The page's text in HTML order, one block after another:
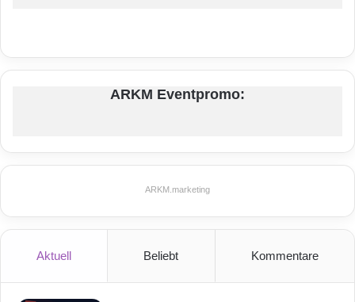
ARKM Eventpromo:
ARKM.marketing
Aktuell Beliebt Kommentare